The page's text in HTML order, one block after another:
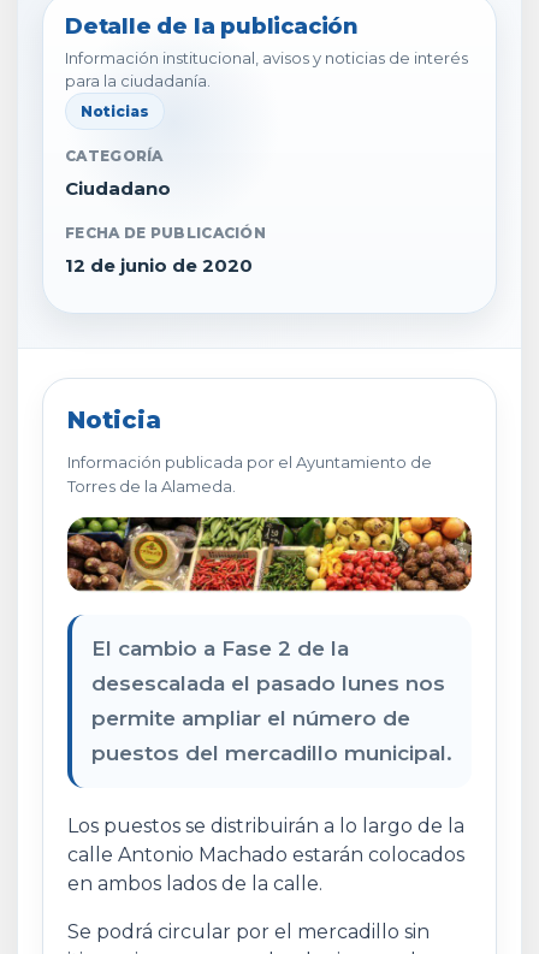
Detalle de la publicación
Información institucional, avisos y noticias de interés
para la ciudadanía.
Noticias
CATEGORÍA
Ciudadano
FECHA DE PUBLICACIÓN
12 de junio de 2020
Noticia
Información publicada por el Ayuntamiento de
Torres de la Alameda.
El cambio a Fase 2 de la
desescalada el pasado lunes nos
permite ampliar el número de
puestos del mercadillo municipal.
Los puestos se distribuirán a lo largo de la
calle Antonio Machado estarán colocados
en ambos lados de la calle.
Se podrá circular por el mercadillo sin